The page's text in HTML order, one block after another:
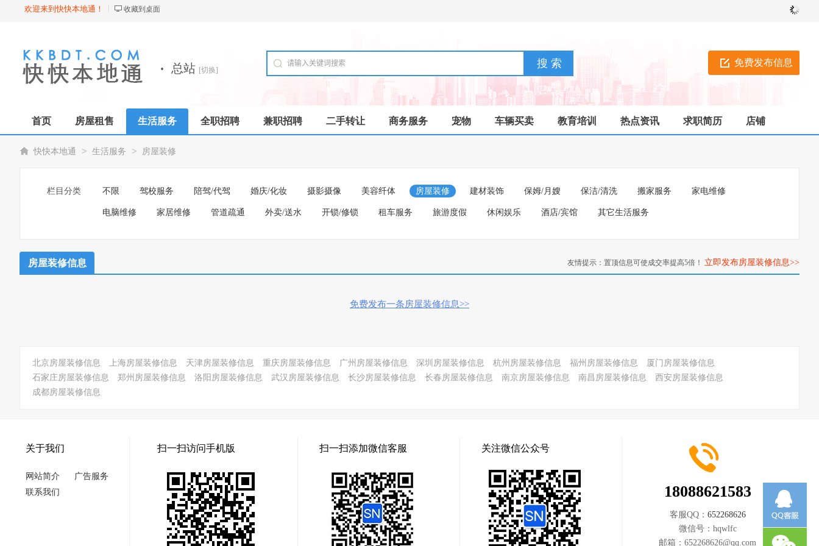
欢迎来到快快本地通！ 收藏到桌面
免费发布信息
· 总站 [切换]
首页 房屋租售 生活服务 全职招聘 兼职招聘 二手转让 商务服务 宠物 车辆买卖 教育培训 热点资讯 求职简历 店铺
快快本地通 > 生活服务 > 房屋装修
栏目分类 不限 驾校服务 陪驾/代驾 婚庆/化妆 摄影摄像 美容纤体 房屋装修 建材装饰 保姆/月嫂 保洁/清洗 搬家服务 家电维修
电脑维修 家居维修 管道疏通 外卖/送水 开锁/修锁 租车服务 旅游度假 休闲娱乐 酒店/宾馆 其它生活服务
房屋装修信息 友情提示：置顶信息可使成交率提高5倍！ 立即发布房屋装修信息>>
免费发布一条房屋装修信息>>
北京房屋装修信息 上海房屋装修信息 天津房屋装修信息 重庆房屋装修信息 广州房屋装修信息 深圳房屋装修信息 杭州房屋装修信息 福州房屋装修信息
厦门房屋装修信息
石家庄房屋装修信息
郑州房屋装修信息 洛阳房屋装修信息 武汉房屋装修信息 长沙房屋装修信息 长春房屋装修信息 南京房屋装修信息 南昌房屋装修信息
西安房屋装修信息
成都房屋装修信息
关于我们
网站简介
广告服务
联系我们
扫一扫访问手机版 扫一扫添加微信客服 关注微信公众号
18088621583
客服QQ： 652268626
微信号： hqwlfc
邮箱： 652268626@qq.com